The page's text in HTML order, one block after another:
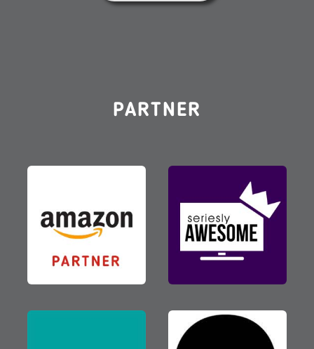
PARTNER